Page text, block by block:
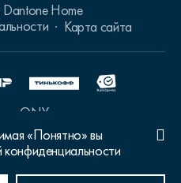
«Понятно» вы
конфиденциальности
Home
Карта сайта
в ONY